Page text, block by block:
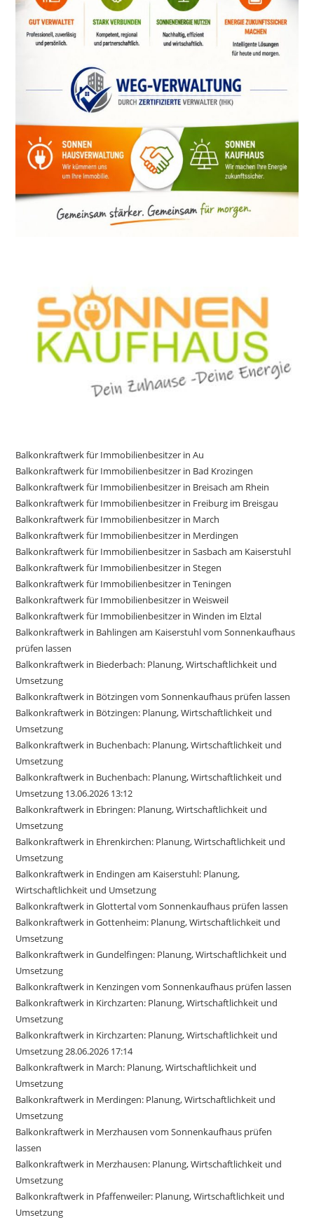
Balkonkraftwerk für Immobilienbesitzer in Au
Balkonkraftwerk für Immobilienbesitzer in Bad Krozingen
Balkonkraftwerk für Immobilienbesitzer in Breisach am Rhein
Balkonkraftwerk für Immobilienbesitzer in Freiburg im Breisgau
Balkonkraftwerk für Immobilienbesitzer in March
Balkonkraftwerk für Immobilienbesitzer in Merdingen
Balkonkraftwerk für Immobilienbesitzer in Sasbach am Kaiserstuhl
Balkonkraftwerk für Immobilienbesitzer in Stegen
Balkonkraftwerk für Immobilienbesitzer in Teningen
Balkonkraftwerk für Immobilienbesitzer in Weisweil
Balkonkraftwerk für Immobilienbesitzer in Winden im Elztal
Balkonkraftwerk in Bahlingen am Kaiserstuhl vom Sonnenkaufhaus
prüfen lassen
Balkonkraftwerk in Biederbach: Planung, Wirtschaftlichkeit und
Umsetzung
Balkonkraftwerk in Bötzingen vom Sonnenkaufhaus prüfen lassen
Balkonkraftwerk in Bötzingen: Planung, Wirtschaftlichkeit und
Umsetzung
Balkonkraftwerk in Buchenbach: Planung, Wirtschaftlichkeit und
Umsetzung
Balkonkraftwerk in Buchenbach: Planung, Wirtschaftlichkeit und
Umsetzung 13.06.2026 13:12
Balkonkraftwerk in Ebringen: Planung, Wirtschaftlichkeit und
Umsetzung
Balkonkraftwerk in Ehrenkirchen: Planung, Wirtschaftlichkeit und
Umsetzung
Balkonkraftwerk in Endingen am Kaiserstuhl: Planung,
Wirtschaftlichkeit und Umsetzung
Balkonkraftwerk in Glottertal vom Sonnenkaufhaus prüfen lassen
Balkonkraftwerk in Gottenheim: Planung, Wirtschaftlichkeit und
Umsetzung
Balkonkraftwerk in Gundelfingen: Planung, Wirtschaftlichkeit und
Umsetzung
Balkonkraftwerk in Kenzingen vom Sonnenkaufhaus prüfen lassen
Balkonkraftwerk in Kirchzarten: Planung, Wirtschaftlichkeit und
Umsetzung
Balkonkraftwerk in Kirchzarten: Planung, Wirtschaftlichkeit und
Umsetzung 28.06.2026 17:14
Balkonkraftwerk in March: Planung, Wirtschaftlichkeit und
Umsetzung
Balkonkraftwerk in Merdingen: Planung, Wirtschaftlichkeit und
Umsetzung
Balkonkraftwerk in Merzhausen vom Sonnenkaufhaus prüfen
lassen
Balkonkraftwerk in Merzhausen: Planung, Wirtschaftlichkeit und
Umsetzung
Balkonkraftwerk in Pfaffenweiler: Planung, Wirtschaftlichkeit und
Umsetzung